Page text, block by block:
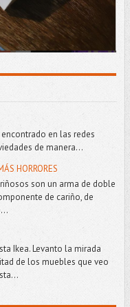
en las redes
de manera...
HORRORES
son un arma de doble
de cariño, de
Ikea. Levanto la mirada
de los muebles que veo